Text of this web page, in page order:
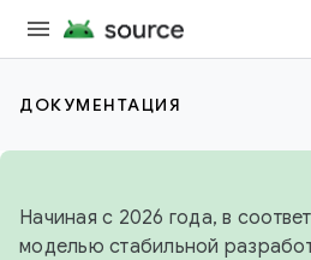
ДОКУМЕНТАЦИЯ
Начиная с 2026 года, в
моделью стабильной